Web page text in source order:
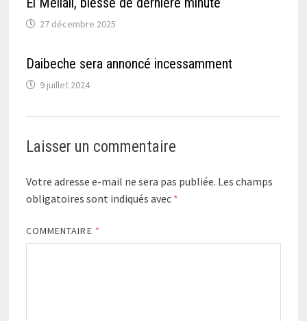
27 décembre 2025
Daibeche sera annoncé incessamment
9 juillet 2024
Laisser un commentaire
Votre adresse e-mail ne sera pas publiée. Les champs
obligatoires sont indiqués avec *
COMMENTAIRE *